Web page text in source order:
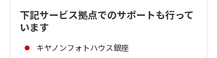
下記サービス拠点でのサポートも行って
います
キヤノンフォトハウス銀座